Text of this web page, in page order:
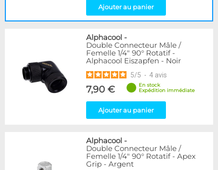
Ajouter au panier
Alphacool -
Double Connecteur Mâle /
Femelle 1/4" 90° Rotatif -
Alphacool Eiszapfen - Noir
5/5 - 4 avis
7,90 €
En stock
Expédition immédiate
Ajouter au panier
Alphacool -
Double Connecteur Mâle /
Femelle 1/4" 90° Rotatif - Apex
Grip - Argent